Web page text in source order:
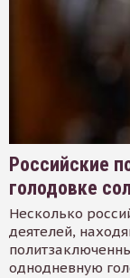
Российские
голодовке
Несколько
деятелей,
однодневную